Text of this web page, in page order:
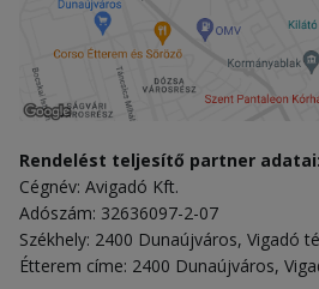
Rendelést teljesítő partner adatai:
Cégnév: Avigadó Kft.
Adószám: 32636097-2-07
Székhely: 2400 Dunaújváros, Vigadó
Étterem címe: 2400 Dunaújváros,